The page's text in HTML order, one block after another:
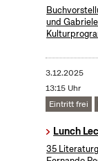
und
3.12.2025
13:15 Uhr
Eintritt frei
Lunch
35